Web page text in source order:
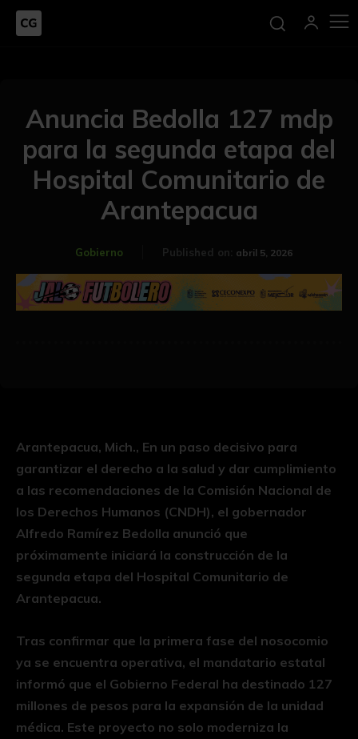
Anuncia Bedolla 127 mdp
para la segunda etapa del
Hospital Comunitario de
Arantepacua
Gobierno Published on: abril 5, 2026
Arantepacua, Mich., En un paso decisivo para
garantizar el derecho a la salud y dar cumplimiento
a las recomendaciones de la Comisión Nacional de
los Derechos Humanos (CNDH), el gobernador
Alfredo Ramírez Bedolla anunció que
próximamente iniciará la construcción de la
segunda etapa del Hospital Comunitario de
Arantepacua.
Tras confirmar que la primera fase del nosocomio
ya se encuentra operativa, el mandatario estatal
informó que el Gobierno Federal ha destinado 127
millones de pesos para la expansión de la unidad
médica. Este proyecto no solo moderniza la